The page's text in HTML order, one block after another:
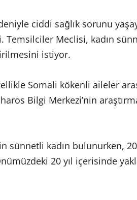
ciddi sağlık sorunu
Meclisi, kadın
istiyor.
Somali kökenli aileler
Bilgi Merkezi’nin
sünnetli kadın bulunurken,
20 yıl içerisinde